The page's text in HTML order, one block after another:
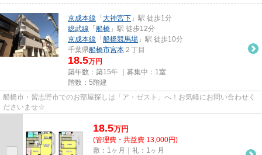
京成本線 「 大神宮下 」駅 徒歩1分
総武線 「 船橋 」駅 徒歩12分
京成本線 「 船橋競馬場 」駅 徒歩10分
千葉県船橋市宮本 ２丁目
18.5万円
築年数：築15年 ｜募集中： 1室
階数：5階建
船橋市・習志野市でのお部屋探しは「ア・ゼスト」へ！お気軽にお問い合わせく
ださいませ☆
18.5万円
(管理費・共益費 13,000円)
敷：1ヶ月｜礼：1ヶ月